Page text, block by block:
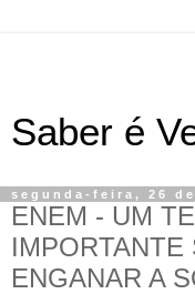
Saber é
segunda-feira, 26
ENEM - UM
IMPORTANTE
ENGANAR A